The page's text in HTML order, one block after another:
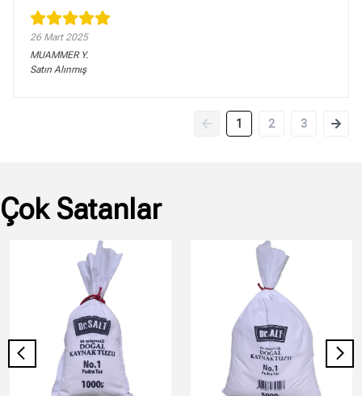
26 Mart 2025
MUAMMER Y.
Satın Alınmış
1 2 3
Çok Satanlar